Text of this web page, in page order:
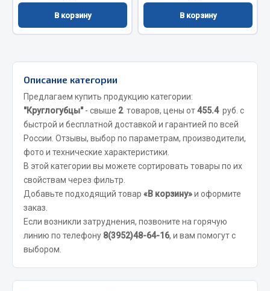
Автокаталоги
Аксессуары автомобильные
Вентиляторы кабины
Вымпела
Показать ещё
Весь раздел
Смазочные материалы
Масла
Охладжающие жидкости
Технические жидкости
Весь раздел
В корзину В корзину
Описание категории
Предлагаем купить продукцию категории:
"Круглогубцы"- свыше 2 товаров, цены от455.4 руб. с
быстрой и бесплатной доставкой и гарантией по всей
России. Отзывы, выбор по параметрам, производители,
фото и технические характеристики.
В этой категории вы можете сортировать товары по их
свойствам через фильтр.
Добавьте подходящий товар «В корзину»и оформите
заказ.
Если возникли затруднения, позвоните на горячую
линию по телефону 8(3952)48-64-16, и вам помогут с
выбором.